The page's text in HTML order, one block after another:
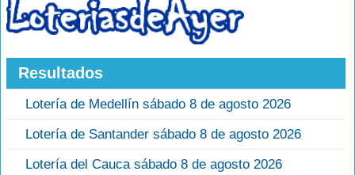
Resultados
Lotería de Medellín sábado 8 de agosto 2026
Lotería de Santander sábado 8 de agosto 2026
Lotería del Cauca sábado 8 de agosto 2026